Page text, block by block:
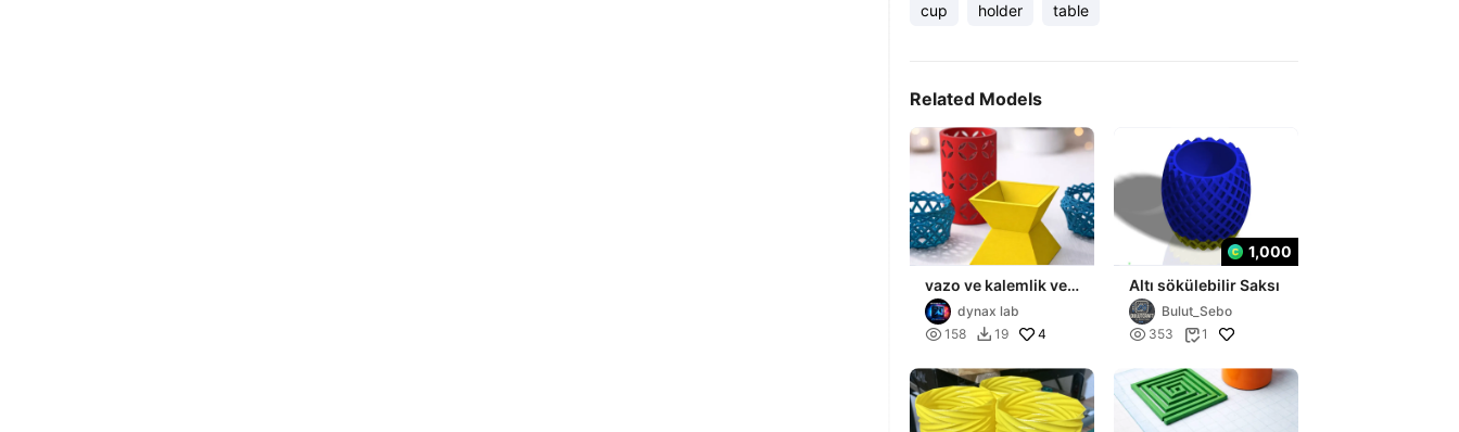
cup holder table
Related Models
vazo ve kalemlik ve
örgü dynax lab
 158  19 4
1,000
Altı sökülebilir Saksı
Bulut_Sebo
 353 1